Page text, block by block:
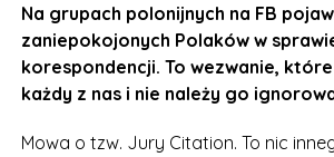
Na grupach polonijnych na FB
zaniepokojonych Polaków w
korespondencji. To wezwanie,
każdy z nas i nie należy go
Mowa o tzw. Jury Citation. To nic